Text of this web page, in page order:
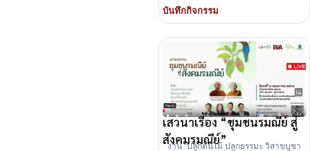
บันทึกกิจกรรม
เสวนาเรื่อง “ชุมชนรมณีย์ สู่
สังคมรมณีย์”
งาน “ปลูกต้นไม้ ปลูกธรรมะ วิสาขบูชา